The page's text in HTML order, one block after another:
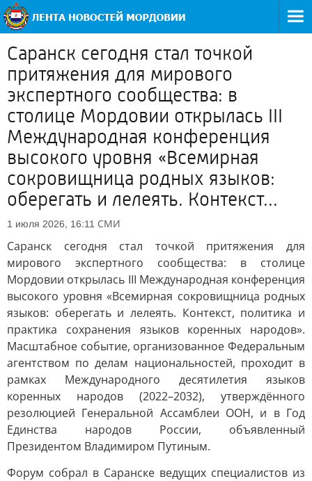
Саранск сегодня стал точкой
притяжения для мирового
экспертного сообщества: в
столице Мордовии открылась III
Международная конференция
высокого уровня «Всемирная
сокровищница родных языков:
оберегать и лелеять. Контекст...
1 июля 2026, 16:11 СМИ
Саранск сегодня стал точкой притяжения для
мирового экспертного сообщества: в столице
Мордовии открылась III Международная конференция
высокого уровня «Всемирная сокровищница родных
языков: оберегать и лелеять. Контекст, политика и
практика сохранения языков коренных народов».
Масштабное событие, организованное Федеральным
агентством по делам национальностей, проходит в
рамках Международного десятилетия языков
коренных народов (2022–2032), утверждённого
резолюцией Генеральной Ассамблеи ООН, и в Год
Единства народов России, объявленный
Президентом Владимиром Путиным.
Форум собрал в Саранске ведущих специалистов из